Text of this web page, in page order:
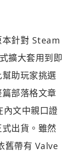
本針對 Steam
擴大套用到即
助玩家挑選
部落格文章
內文中親口證
出貨。雖然
舊帶有 Valve